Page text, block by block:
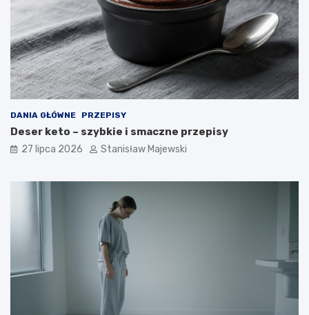
DANIA GŁÓWNE PRZEPISY
Deser keto – szybkie i smaczne przepisy
27 lipca 2026 Stanisław Majewski